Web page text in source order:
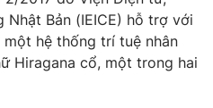
Nhật Bản (IEICE) hỗ trợ với
hệ thống trí tuệ nhân
Hiragana cổ, một trong hai